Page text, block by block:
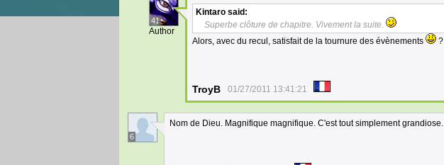
41
Author
Kintaro said:
Superbe clôture de chapitre. Vivement la suite.
Alors, avec du recul, satisfait de la tournure des évènements
?
TroyB 01/27/2011 13:41:21
6
Nom de Dieu. Magnifique magnifique. C'est tout simplement grandiose.